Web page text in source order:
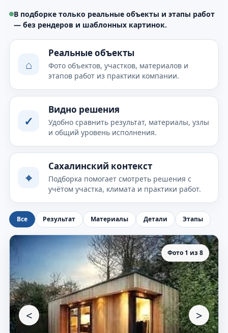
В подборке только реальные объекты и этапы работ
— без рендеров и шаблонных картинок.
⌂
Реальные объекты
Фото объектов, участков, материалов и
этапов работ из практики компании.
✓
Видно решения
Удобно сравнить результат, материалы, узлы
и общий уровень исполнения.
⌖
Сахалинский контекст
Подборка помогает смотреть решения с
учётом участка, климата и практики работ.
Все Результат Материалы Детали Этапы
Фото 1 из 8
< >